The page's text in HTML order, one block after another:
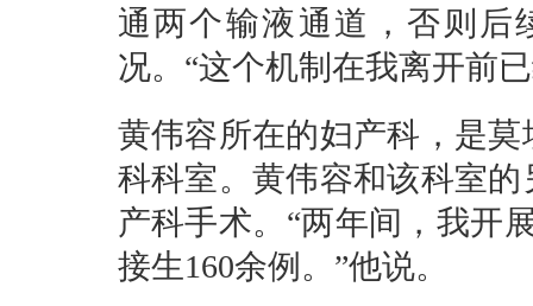
通两个输液通道，否则后
况。“这个机制在我离开前
黄伟容所在的妇产科，是
科科室。黄伟容和该科室
产科手术。“两年间，我开
接生160余例。”他说。